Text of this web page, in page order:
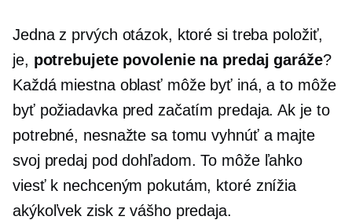
Jedna z prvých otázok, ktoré si treba položiť,
je, potrebujete povolenie na predaj garáže?
Každá miestna oblasť môže byť iná, a to môže
byť požiadavka pred začatím predaja. Ak je to
potrebné, nesnažte sa tomu vyhnúť a majte
svoj predaj pod dohľadom. To môže ľahko
viesť k nechceným pokutám, ktoré znížia
akýkoľvek zisk z vášho predaja.